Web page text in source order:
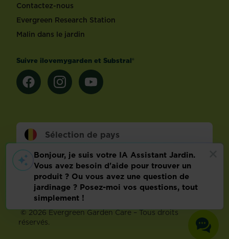
Contactez-nous
Evergreen Research Station
Malin dans le jardin
Suivre ilovemygarden et Substral®
Sélection de pays
Footer
Conditions d’utilisation Malin dans le jardin
Info technique
Politique relative aux données personnelles
Préférences de cookies
©2026 Evergreen Garden Care – Tous droits
réservés.